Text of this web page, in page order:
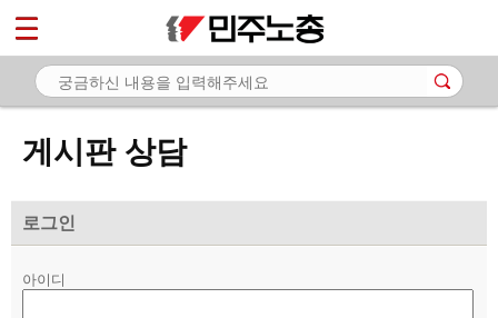
게시판 상담
로그인
아이디
마이페이지
소개
노동상담
- 게시판 상담
- 바로보기